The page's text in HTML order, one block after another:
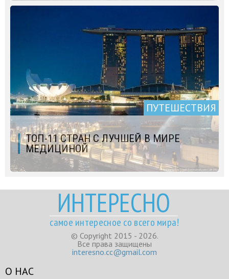
ПУТЕШЕСТВИЯ
ТОП-11 СТРАН С ЛУЧШЕЙ В МИРЕ
МЕДИЦИНОЙ
ИНТЕРЕСНО
самое интересное со всего мира!
© Copyright 2015 - 2026.
Все права защищены
interesno.cc@gmail.com
О НАС